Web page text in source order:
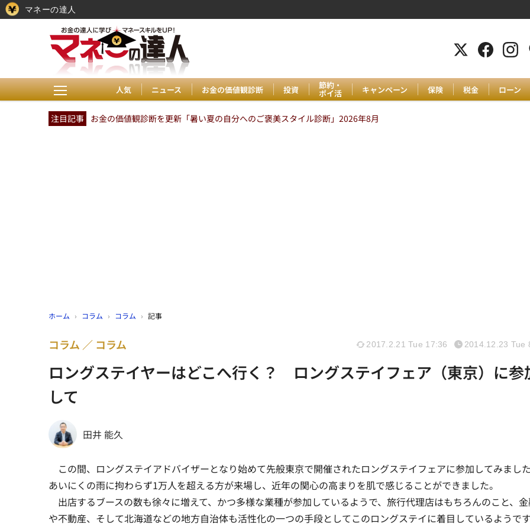
人気 ニュース お金の価値観診断 投資 節約・
ポイ活 キャンペーン 保険 税金 ローン
注目記事 お金の価値観診断を更新「暑い夏の自分へのご褒美スタイル診断」2026年8月
ホーム › コラム › コラム › 記事
ロングステイヤーはどこへ行く？ ロングステイフェア（東京）に参
して
コラム コラム 2017.2.21 Tue 17:36 2014.12.23 Tue
田井 能久
この間、ロングステイアドバイザーとなり始めて先般東京で開催されたロングステイフェアに参加してみました
あいにくの雨に拘わらず1万人を超える方が来場し、近年の関心の高まりを肌で感じることができました。
出店するブースの数も徐々に増えて、かつ多様な業種が参加しているようで、旅行代理店はもちろんのこと、
や不動産、そして北海道などの地方自治体も活性化の一つの手段としてこのロングステイに着目しているようです
マネーの達人